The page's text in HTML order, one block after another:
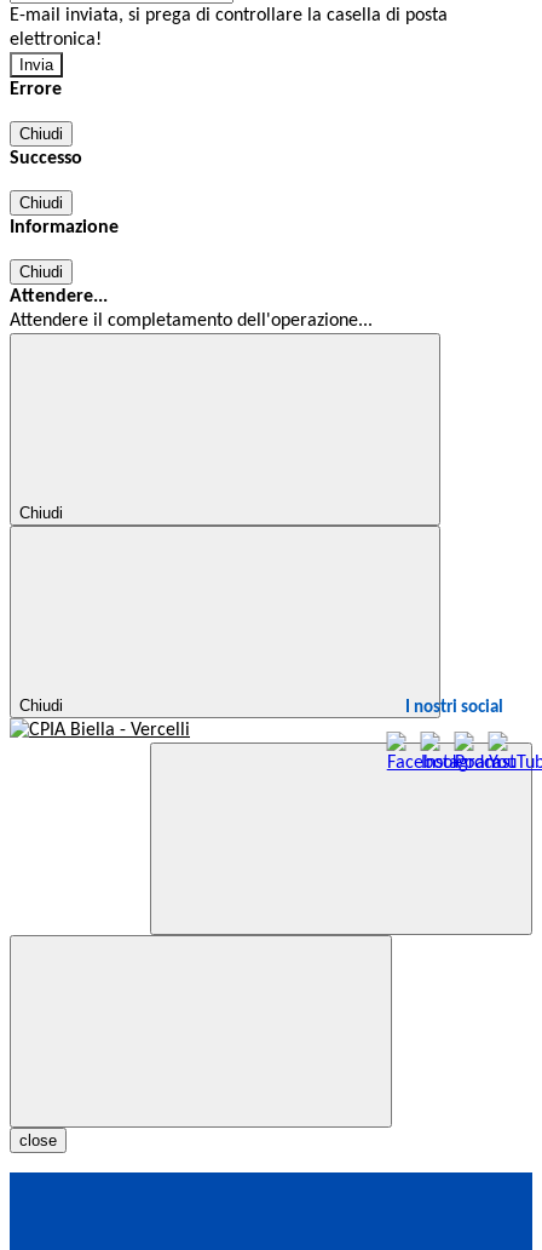
E-mail inviata, si prega di controllare la casella di posta
elettronica!
Errore
Chiudi
Successo
Chiudi
Informazione
Chiudi
Attendere...
Attendere il completamento dell'operazione...
Chiudi
Chiudi I nostri social
close